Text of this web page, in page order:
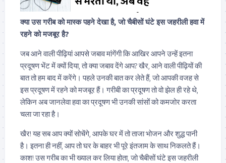
क्या उस गरीब को मास्क पहने देखा है, जो चैबीसों घंटे इस जहरीली हवा में
रहने को मजबूर है?
जब आने वाली पीढ़ियां आपसे जबाव मांगेंगी कि आखिर आपने उन्हें इतना
प्रदूषण भेंट में क्यों दिया, तो क्या जबाव देंगे आप? खैर, आने वाली पीढ़ियों की
बात तो हम बाद में करेंगे। पहले उनकी बात कर लेते हैं, जो आपकी वजह से
इस प्रदूषण में रहने को मजबूर हैं। गरीबी का प्रदूषण तो वो झेल ही रहे थे,
लेकिन अब जानलेवा हवा का प्रदूषण भी उनकी सांसों को कमजोर करता
चला जा रहा है।
खैर! यह सब आप क्यों सोचेंगे, आपके घर में तो ताजा भोजन और शुद्ध पानी
है। इतना ही नहीं, आप तो घर के बाहर भी पूरे इंतजाम के साथ निकलते हैं।
काश! उस गरीब का भी ख्याल कर लिया होता, जो चैबीसों घंटे इस जहरीली